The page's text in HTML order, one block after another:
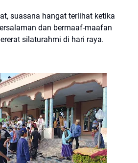
suasana hangat terlihat ketika
dan bermaaf-maafan
silaturahmi di hari raya.